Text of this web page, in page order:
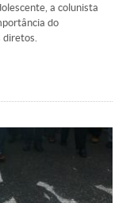
a colunista
do